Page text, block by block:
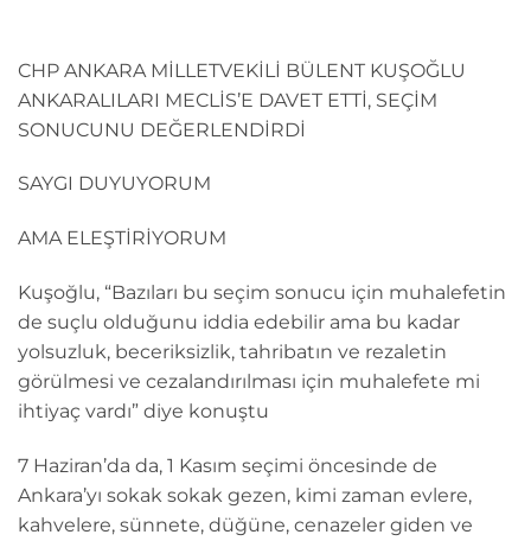
CHP ANKARA MİLLETVEKİLİ BÜLENT KUŞOĞLU
ANKARALILARI MECLİS’E DAVET ETTİ, SEÇİM
SONUCUNU DEĞERLENDİRDİ
SAYGI DUYUYORUM
AMA ELEŞTİRİYORUM
Kuşoğlu, “Bazıları bu seçim sonucu için muhalefetin
de suçlu olduğunu iddia edebilir ama bu kadar
yolsuzluk, beceriksizlik, tahribatın ve rezaletin
görülmesi ve cezalandırılması için muhalefete mi
ihtiyaç vardı” diye konuştu
7 Haziran’da da, 1 Kasım seçimi öncesinde de
Ankara’yı sokak sokak gezen, kimi zaman evlere,
kahvelere, sünnete, düğüne, cenazeler giden ve